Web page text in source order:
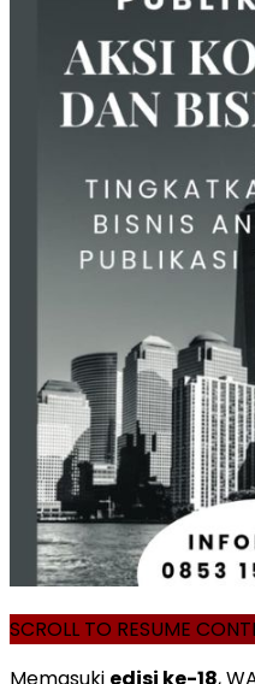
SCROLL TO RESUME
Memasuki edisi ke-18,